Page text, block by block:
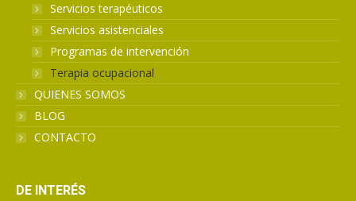
Servicios terapéuticos
Servicios asistenciales
Programas de intervención
Terapia ocupacional
QUIENES SOMOS
BLOG
CONTACTO
DE INTERÉS